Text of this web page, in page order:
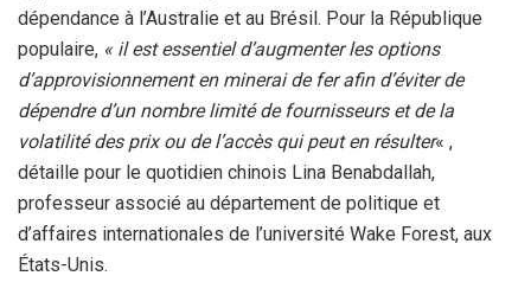
dépendance à l’Australie et au Brésil. Pour la République
populaire, « il est essentiel d’augmenter les options
d’approvisionnement en minerai de fer afin d’éviter de
dépendre d’un nombre limité de fournisseurs et de la
volatilité des prix ou de l’accès qui peut en résulter« ,
détaille pour le quotidien chinois Lina Benabdallah,
professeur associé au département de politique et
d’affaires internationales de l’université Wake Forest, aux
États-Unis.